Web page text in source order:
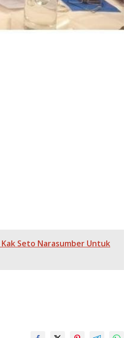
Kak Seto Narasumber Untuk